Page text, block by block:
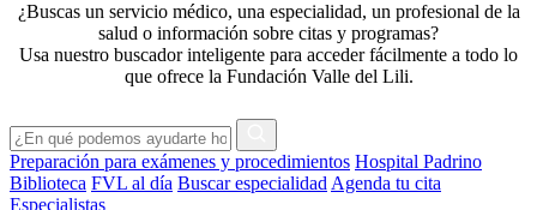
¿Buscas un servicio médico, una especialidad, un profesional de la
salud o información sobre citas y programas?
Usa nuestro buscador inteligente para acceder fácilmente a todo lo
que ofrece la Fundación Valle del Lili.
Preparación para exámenes y procedimientos Hospital Padrino
Biblioteca FVL al día Buscar especialidad Agenda tu cita
Especialistas